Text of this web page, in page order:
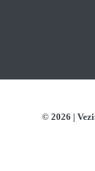
© 2026 |